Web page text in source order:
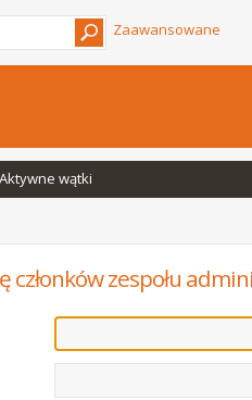
Zaawansowane
Aktywne wątki
członków zespołu